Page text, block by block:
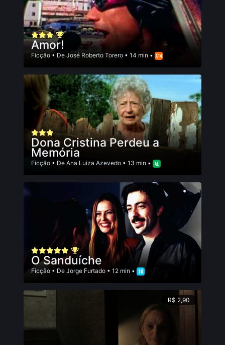
Amor!
Ficção • De José Roberto Torero • 14 min •
Dona Cristina Perdeu a
Memória
Ficção • De Ana Luiza Azevedo • 13 min •
O Sanduíche
Ficção • De Jorge Furtado • 12 min •
R$ 2,90